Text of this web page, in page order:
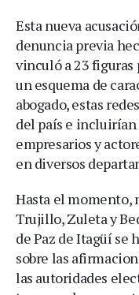
Esta nueva
denuncia previa
vinculó a 23 figuras
un esquema de
abogado, estas
del país e incluirían
empresarios y
en diversos
Hasta el
Trujillo, Zuleta y
de Paz de Itagüí se
sobre las
las autoridades